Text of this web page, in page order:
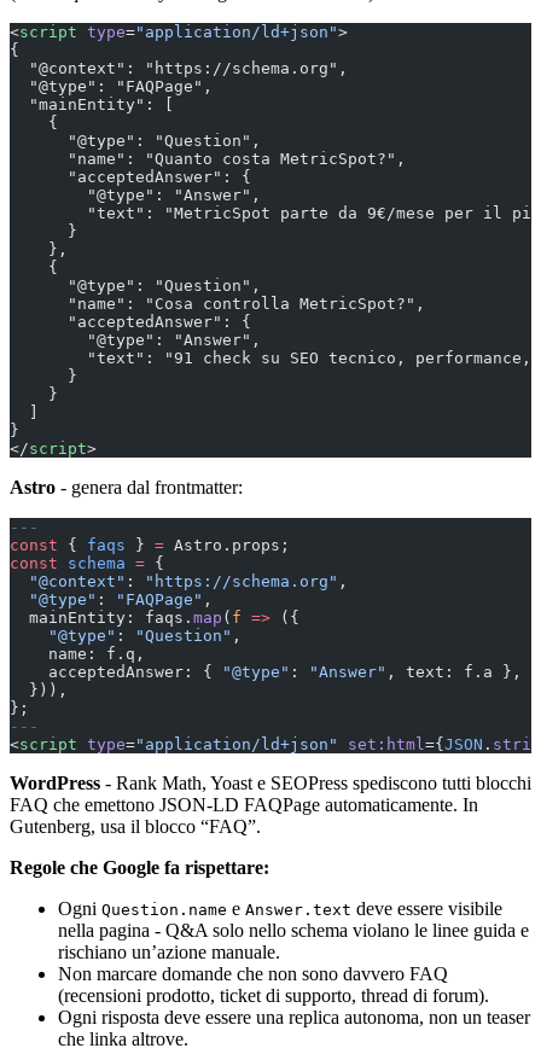
<script type="application/ld+json">
{
  "@context": "https://schema.org",
  "@type": "FAQPage",
  "mainEntity": [
    {
      "@type": "Question",
      "name": "Quanto costa MetricSpot?",
      "acceptedAnswer": {
        "@type": "Answer",
"text": "MetricSpot parte da 9€/mese per il
      }
    },
    {
      "@type": "Question",
      "name": "Cosa controlla MetricSpot?",
      "acceptedAnswer": {
        "@type": "Answer",
"text": "91 check su SEO tecnico,
      }
    }
}
</script>
Astro - genera dal frontmatter:
---
const { faqs } = Astro.props;
const schema = {
  "@context"
: "https://schema.org" ,
  "@type"
: "FAQPage" ,
  mainEntity: faqs.
map ( f => ({
    "@type"
: "Question" ,
    name: f.q,
    acceptedAnswer: {
"@type" : "Answer" , text: f.a },
  })),
};
---
<script type="application/ld+json" set:html={ JSON .
WordPress - Rank Math, Yoast e SEOPress spediscono tutti blocchi
FAQ che emettono JSON-LD FAQPage automaticamente. In
Gutenberg, usa il blocco “FAQ”.
Regole che Google fa rispettare:
Ogni Question.name e Answer.text deve essere visibile
nella pagina - Q&A solo nello schema violano le linee guida e
rischiano un’azione manuale.
Non marcare domande che non sono davvero FAQ
(recensioni prodotto, ticket di supporto, thread di forum).
Ogni risposta deve essere una replica autonoma, non un teaser
che linka altrove.